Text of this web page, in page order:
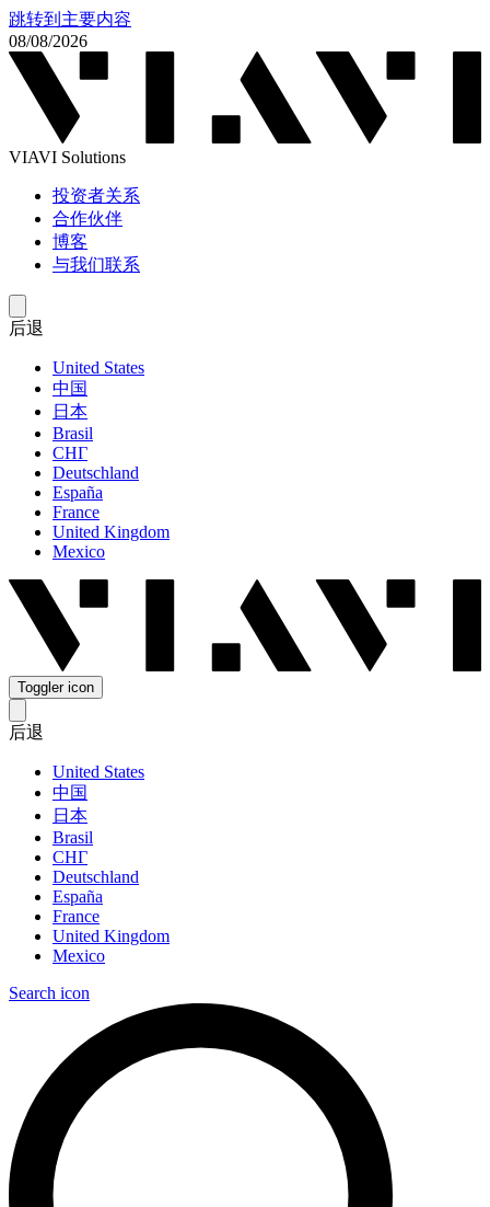
跳转到主要内容
08/08/2026
VIAVI Solutions
投资者关系
合作伙伴
博客
与我们联系
后退
United States
中国
日本
Brasil
СНГ
Deutschland
España
France
United Kingdom
Mexico
Toggler icon
后退
United States
中国
日本
Brasil
СНГ
Deutschland
España
France
United Kingdom
Mexico
Search icon